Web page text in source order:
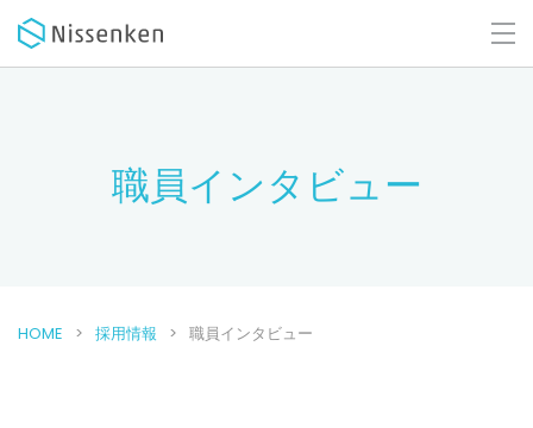
職員インタビュー
HOME 採用情報 職員インタビュー